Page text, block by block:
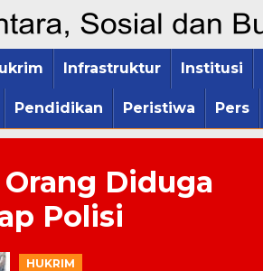
Infrastruktur Institusi
Pendidikan Peristiwa Pers
Diduga
Polisi
HUKRIM